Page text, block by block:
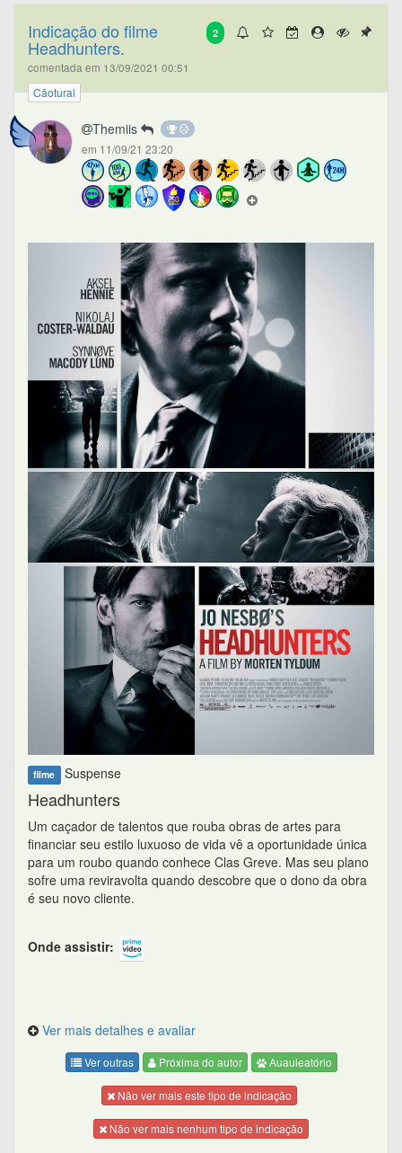
2
Indicação do filme
Headhunters.
comentada em 13/09/2021 00:51
Cãotural
Themiis
em 11/09/21 23:20
filme Suspense
Headhunters
Um caçador de talentos que rouba obras de artes para
financiar seu estilo luxuoso de vida vê a oportunidade única
para um roubo quando conhece Clas Greve. Mas seu plano
sofre uma reviravolta quando descobre que o dono da obra
é seu novo cliente.
Onde assistir:
Ver mais detalhes e avaliar
Ver outras Próxima do autor Auauleatório
Não ver mais este tipo de indicação
Não ver mais nenhum tipo de indicação